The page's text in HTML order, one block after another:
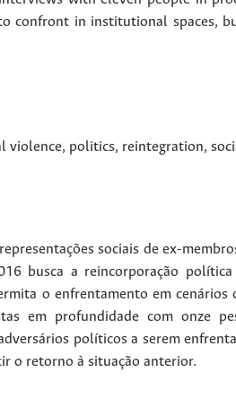
confront in institutional spaces,
violence, politics, reintegration,
sociais de ex-
busca a reincorporação
o enfrentamento em
em profundidade com onze
políticos a serem
o retorno à situação anterior.